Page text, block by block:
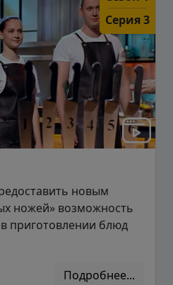
Серия 3
новым
ножей» возможность
приготовлении блюд
Подробнее...